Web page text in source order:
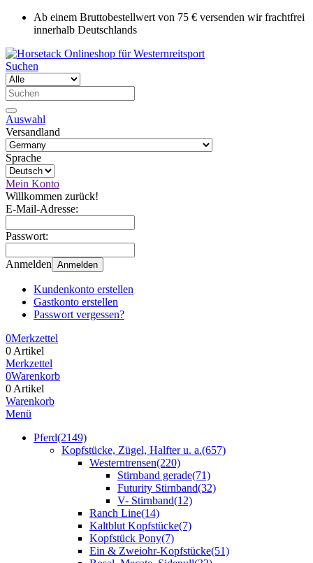
Ab einem Bruttobestellwert von 75 € versenden wir frachtfrei
innerhalb Deutschlands
Suchen
Auswahl
Versandland
Sprache
Mein Konto
Willkommen zurück!
E-Mail-Adresse:
Passwort:
Anmelden Anmelden
Kundenkonto erstellen
Gastkonto erstellen
Passwort vergessen?
0Merkzettel
0 Artikel
Merkzettel
0Warenkorb
0 Artikel
Warenkorb
Menü
Pferd(2149)
Kopfstücke, Zügel, Halfter u. a.(657)
Westerntrensen(220)
Stirnband gerade(71)
Futurity Stirnband(32)
V- Stirnband(12)
Ranch Line(14)
Kaltblut Kopfstücke(7)
Kopfstück Pony(7)
Ein & Zweiohr-Kopfstücke(51)